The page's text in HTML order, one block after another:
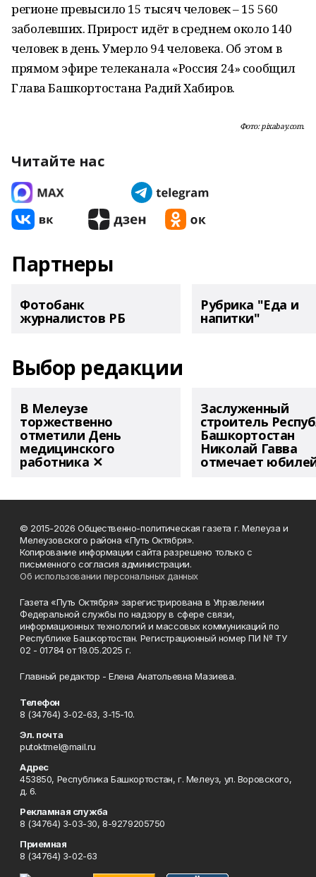
регионе превысило 15 тысяч человек – 15 560
заболевших. Прирост идёт в среднем около 140
человек в день. Умерло 94 человека. Об этом в
прямом эфире телеканала «Россия 24» сообщил
Глава Башкортостана Радий Хабиров.
Фото: pixabay.com.
Читайте нас
Партнеры
Фотобанк
журналистов РБ
Рубрика "Еда и
напитки"
Выбор редакции
В Мелеузе
торжественно
отметили День
медицинского
работника ✕
Заслуженный
строитель
Башкортостан
Николай Гавва
отмечает
© 2015-2026 Общественно-политическая газета г. Мелеуза и
Мелеузовского района «Путь Октября».
Копирование информации сайта разрешено только с
письменного согласия администрации.
Об использовании персональных данных
Газета «Путь Октября» зарегистрирована в Управлении
Федеральной службы по надзору в сфере связи,
информационных технологий и массовых коммуникаций по
Республике Башкортостан. Регистрационный номер ПИ № ТУ
02 - 01784 от 19.05.2025 г.
Главный редактор - Елена Анатольевна Мазиева.
Телефон
8 (34764) 3-02-63, 3-15-10.
Эл. почта
putoktmel@mail.ru
Адрес
453850, Республика Башкортостан, г. Мелеуз, ул. Воровского,
д. 6.
Рекламная служба
8 (34764) 3-03-30, 8-9279205750
Приемная
8 (34764) 3-02-63